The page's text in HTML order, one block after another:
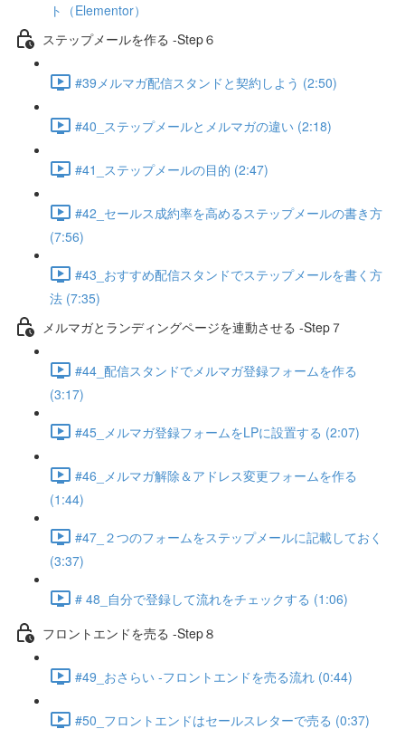
ト（Elementor）
ステップメールを作る -Step６
#39メルマガ配信スタンドと契約しよう (2:50)
#40_ステップメールとメルマガの違い (2:18)
#41_ステップメールの目的 (2:47)
#42_セールス成約率を高めるステップメールの書き方
(7:56)
#43_おすすめ配信スタンドでステップメールを書く方
法 (7:35)
メルマガとランディングページを連動させる -Step７
#44_配信スタンドでメルマガ登録フォームを作る
(3:17)
#45_メルマガ登録フォームをLPに設置する (2:07)
#46_メルマガ解除＆アドレス変更フォームを作る
(1:44)
#47_２つのフォームをステップメールに記載しておく
(3:37)
# 48_自分で登録して流れをチェックする (1:06)
フロントエンドを売る -Step８
#49_おさらい -フロントエンドを売る流れ (0:44)
#50_フロントエンドはセールスレターで売る (0:37)